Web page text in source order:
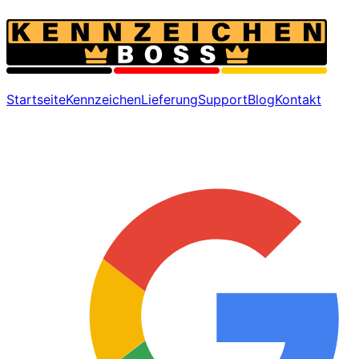
StartseiteKennzeichenLieferungSupportBlogKontakt